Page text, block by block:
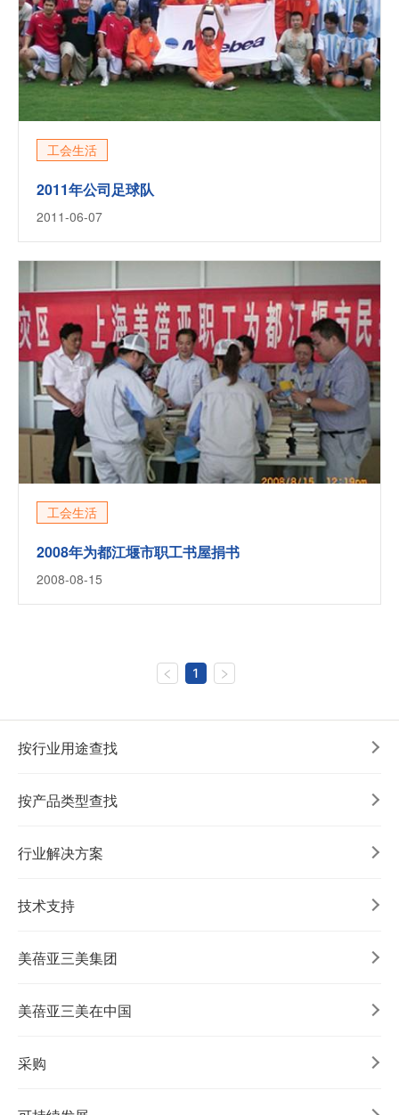
工会生活
2011年公司足球队
2011-06-07
工会生活
2008年为都江堰市职工书屋捐书
2008-08-15
1
按行业用途查找
按产品类型查找
行业解决方案
技术支持
美蓓亚三美集团
美蓓亚三美在中国
采购